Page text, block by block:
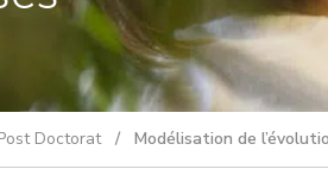
Doctorat/ Modélisation de